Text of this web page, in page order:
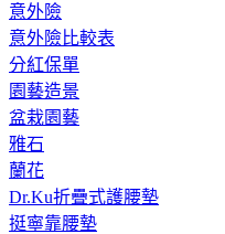
意外險
意外險比較表
分紅保單
園藝造景
盆栽園藝
雅石
蘭花
Dr.Ku折疊式護腰墊
挺寧靠腰墊